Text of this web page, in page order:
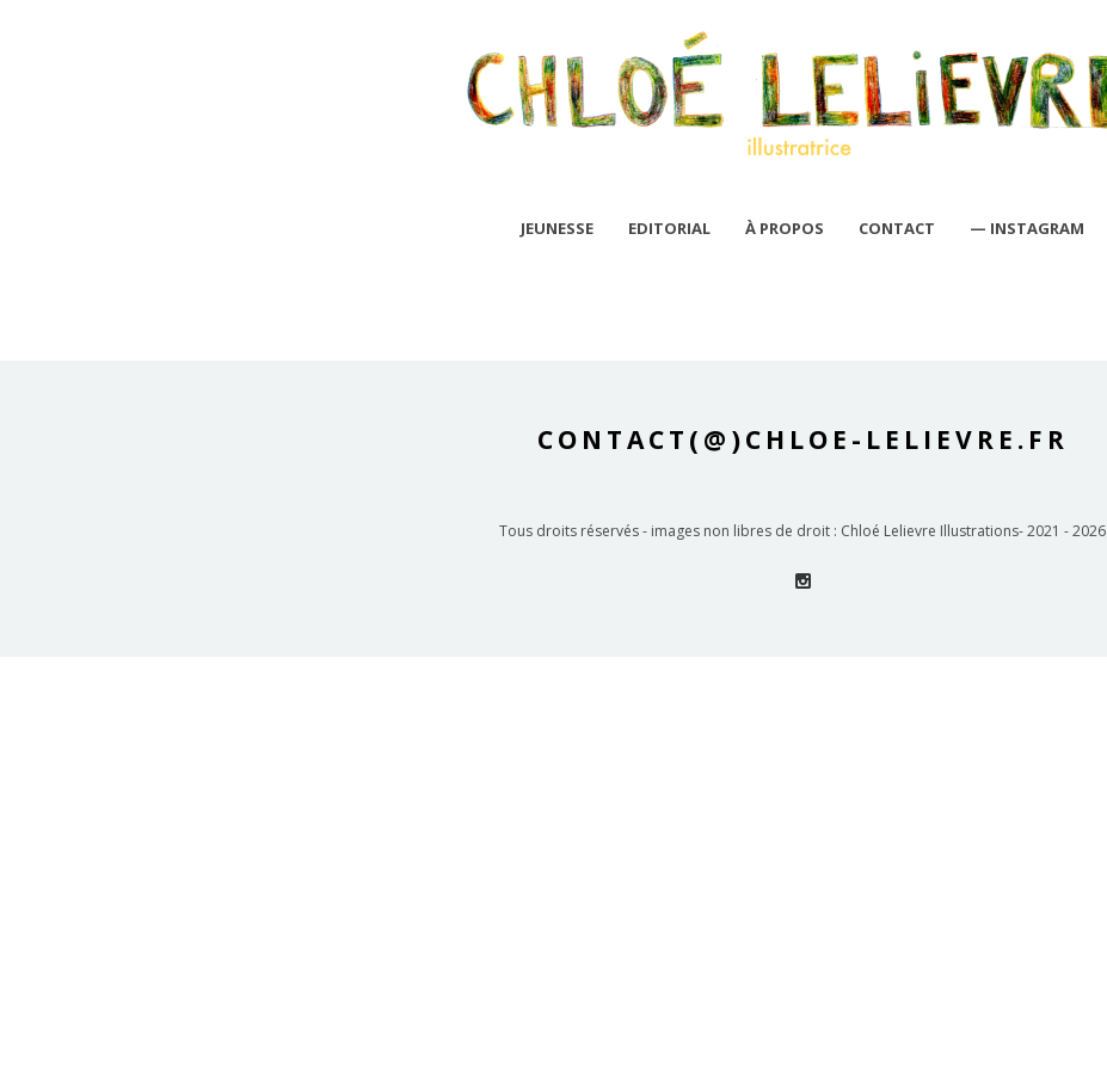
JEUNESSE EDITORIAL À PROPOS CONTACT — INSTAGRAM
CONTACT(@)CHLOE-LELIEVRE.FR
Tous droits réservés - images non libres de droit : Chloé Lelievre Illustrations- 2021 - 2026